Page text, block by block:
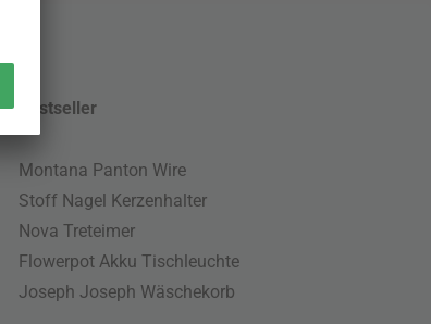
Bestseller
Montana Panton Wire
Stoff Nagel Kerzenhalter
Nova Treteimer
Flowerpot Akku Tischleuchte
Joseph Joseph Wäschekorb